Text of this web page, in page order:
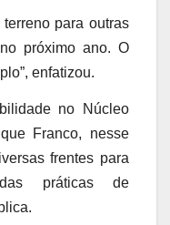
para outras
próximo ano. O
enfatizou.
no Núcleo
Franco, nesse
frentes para
práticas de